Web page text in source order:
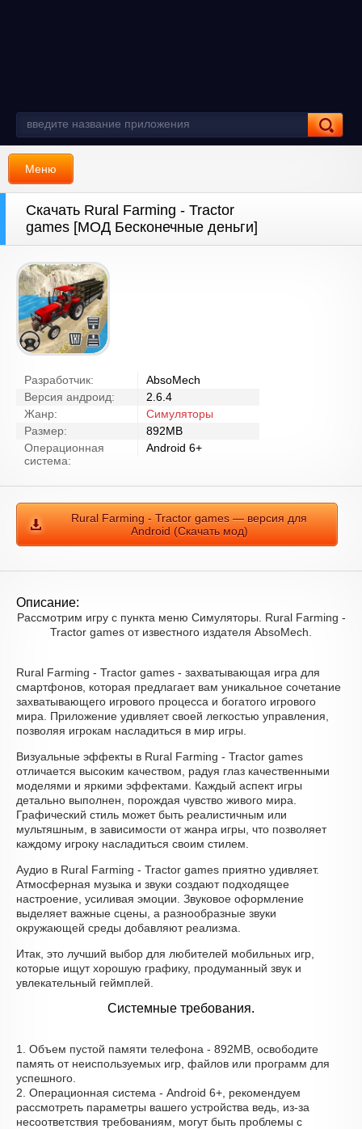
Меню
Скачать Rural Farming - Tractor
games [МОД Бесконечные деньги]
Разработчик:
AbsoMech
Версия андроид:
2.6.4
Жанр:
Симуляторы
Размер:
892MB
Операционная
система:
Android 6+
Rural Farming - Tractor games — версия для
Android (Скачать мод)
Описание:
Рассмотрим игру с пункта меню Симуляторы. Rural Farming -
Tractor games от известного издателя AbsoMech.
Rural Farming - Tractor games - захватывающая игра для
смартфонов, которая предлагает вам уникальное сочетание
захватывающего игрового процесса и богатого игрового
мира. Приложение удивляет своей легкостью управления,
позволяя игрокам насладиться в мир игры.
Визуальные эффекты в Rural Farming - Tractor games
отличается высоким качеством, радуя глаз качественными
моделями и яркими эффектами. Каждый аспект игры
детально выполнен, порождая чувство живого мира.
Графический стиль может быть реалистичным или
мультяшным, в зависимости от жанра игры, что позволяет
каждому игроку насладиться своим стилем.
Аудио в Rural Farming - Tractor games приятно удивляет.
Атмосферная музыка и звуки создают подходящее
настроение, усиливая эмоции. Звуковое оформление
выделяет важные сцены, а разнообразные звуки
окружающей среды добавляют реализма.
Итак, это лучший выбор для любителей мобильных игр,
которые ищут хорошую графику, продуманный звук и
увлекательный геймплей.
Системные требования.
1. Объем пустой памяти телефона - 892MB, освободите
память от неиспользуемых игр, файлов или программ для
успешного.
2. Операционная система - Android 6+, рекомендуем
рассмотреть параметры вашего устройства ведь, из-за
несоответствия требованиям, могут быть проблемы с